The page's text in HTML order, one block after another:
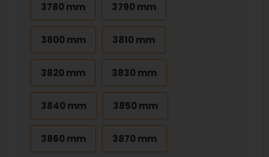
3780 mm 3790 mm
3800 mm 3810 mm
3820 mm 3830 mm
3840 mm 3850 mm
3860 mm 3870 mm